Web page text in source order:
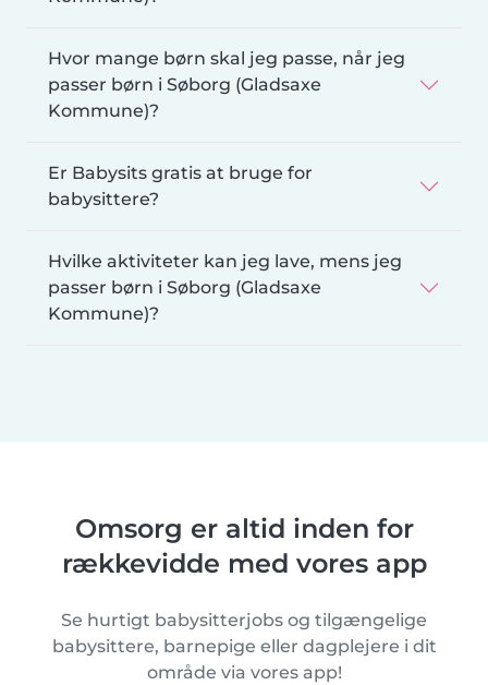
Hvor mange børn skal jeg passe, når jeg
passer børn i Søborg (Gladsaxe
Kommune)?
Er Babysits gratis at bruge for
babysittere?
Hvilke aktiviteter kan jeg lave, mens jeg
passer børn i Søborg (Gladsaxe
Kommune)?
Omsorg er altid inden for
rækkevidde med vores app
Se hurtigt babysitterjobs og tilgængelige
babysittere, barnepige eller dagplejere i dit
område via vores app!